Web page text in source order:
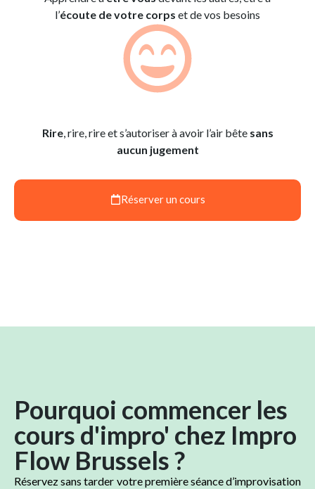
l’écoute de votre corps et de vos besoins
Rire, rire, rire et s’autoriser à avoir l’air bête sans
aucun jugement
Réserver un cours
Pourquoi commencer les
cours d'impro' chez Impro
Flow Brussels ?
Réservez sans tarder votre première séance d’improvisation